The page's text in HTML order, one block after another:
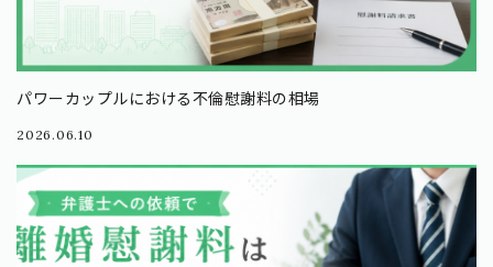
パワーカップルにおける不倫慰謝料の相場
2026.06.10